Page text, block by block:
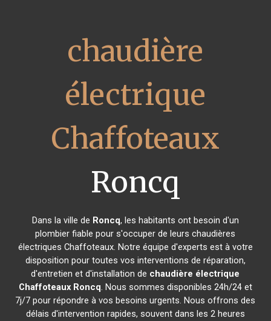
chaudière
électrique
Chaffoteaux
Roncq
Dans la ville de Roncq, les habitants ont besoin d'un
plombier fiable pour s'occuper de leurs chaudières
électriques Chaffoteaux. Notre équipe d'experts est à votre
disposition pour toutes vos interventions de réparation,
d'entretien et d'installation de chaudière électrique
Chaffoteaux Roncq. Nous sommes disponibles 24h/24 et
7j/7 pour répondre à vos besoins urgents. Nous offrons des
délais d'intervention rapides, souvent dans les 2 heures